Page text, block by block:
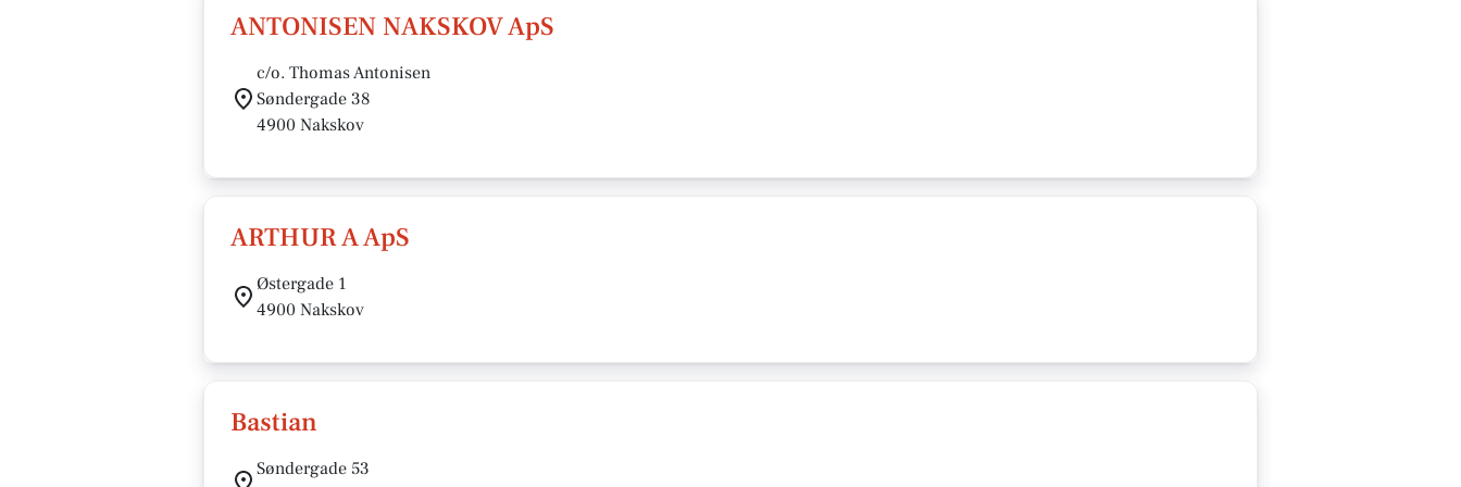
ANTONISEN NAKSKOV ApS
c/o. Thomas Antonisen
Søndergade 38
4900 Nakskov
ARTHUR A ApS
Østergade 1
4900 Nakskov
Bastian
Søndergade 53